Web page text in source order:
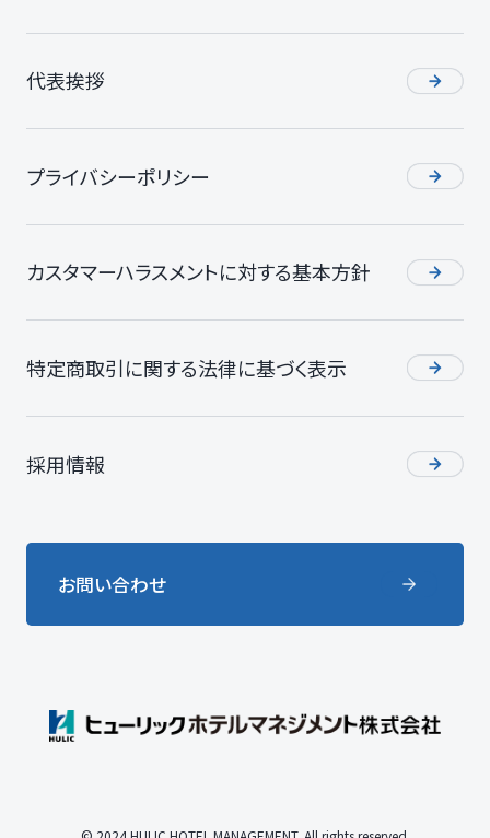
代表挨拶
プライバシーポリシー
カスタマーハラスメントに対する基本方針
特定商取引に関する法律に基づく表示
採用情報
お問い合わせ